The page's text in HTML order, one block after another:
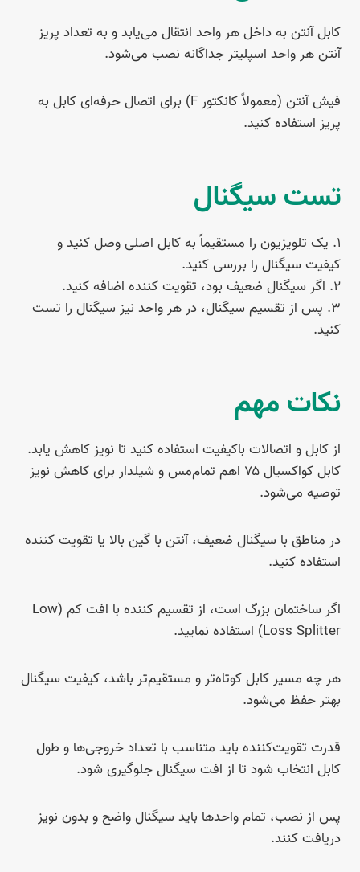
کابل آنتن به داخل هر واحد انتقال می‌یابد و به تعداد پریز
آنتن هر واحد اسپلیتر جداگانه نصب می‌شود.
فیش آنتن (معمولاً کانکتور F) برای اتصال حرفه‌ای کابل به
پریز استفاده کنید.
تست سیگنال
۱. یک تلویزیون را مستقیماً به کابل اصلی وصل کنید و
کیفیت سیگنال را بررسی کنید.
۲. اگر سیگنال ضعیف بود، تقویت کننده اضافه کنید.
۳. پس از تقسیم سیگنال، در هر واحد نیز سیگنال را تست
کنید.
نکات مهم
از کابل و اتصالات باکیفیت استفاده کنید تا نویز کاهش یابد.
کابل کواکسیال ۷۵ اهم تمام‌مس و شیلدار برای کاهش نویز
توصیه می‌شود.
در مناطق با سیگنال ضعیف، آنتن با گین بالا یا تقویت کننده
استفاده کنید.
اگر ساختمان بزرگ است، از تقسیم کننده با افت کم (Low
Loss Splitter) استفاده نمایید.
هر چه مسیر کابل کوتاه‌تر و مستقیم‌تر باشد، کیفیت سیگنال
بهتر حفظ می‌شود.
قدرت تقویت‌کننده باید متناسب با تعداد خروجی‌ها و طول
کابل انتخاب شود تا از افت سیگنال جلوگیری شود.
پس از نصب، تمام واحدها باید سیگنال واضح و بدون نویز
دریافت کنند.